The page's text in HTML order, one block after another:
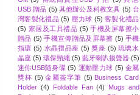
USB 贈品 (5) 其他辦公及科教文具 (5) 台
灣客製化禮品 (5) 壓力球 (5) 客製化禮品
(5) 家居及工具禮品 (5) 手機及屏幕擦小
贈品 (5) 手機宣傳贈品及屏幕擦 (5) 手機
指環 (5) 水晶禮品座 (5) 獎座 (5) 琉璃水
晶座 (5) 環保頸繩 (5) 藍牙喇叭揚聲器 (5)
迷你USB隨身碟 (5) 運動壓力球 (5) 金屬
獎杯 (5) 金屬簽字筆 (5) Business Card
Holder (4) Foldable Fan (4)
Mugs and